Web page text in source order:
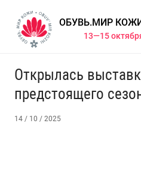
ОБУВЬ.МИР
13—15
Открылась
предстоящего
14 / 10 / 2025